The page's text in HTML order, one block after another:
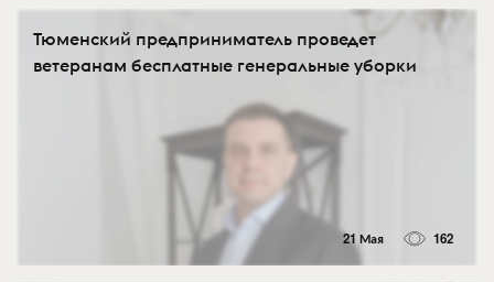
Тюменский предприниматель проведет
ветеранам бесплатные генеральные уборки
21 Мая 162